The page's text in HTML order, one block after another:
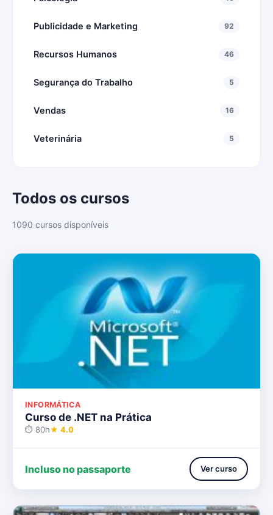
Publicidade e Marketing 92
Recursos Humanos 46
Segurança do Trabalho 5
Vendas 16
Veterinária 5
Todos os cursos
1090 cursos disponíveis
INFORMÁTICA
Curso de .NET na Prática
⏱ 80h★ 4.0
Incluso no passaporte Ver curso